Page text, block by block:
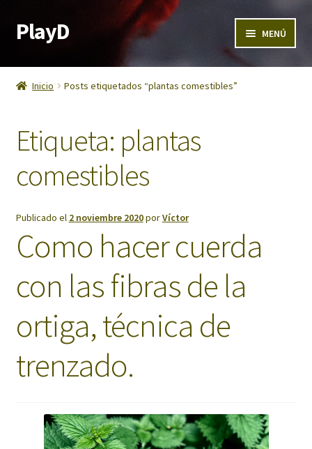
PlayD MENÚ
Calendario PlayD 2026
Experiencia Regalo de Supervivencia
Grupos y empresas
Contacto PlayD
PlayD Camp 2026 – Plaza de acampada en Territorio PlayD
Inicio Posts etiquetados “plantas comestibles”
Etiqueta: plantas
comestibles
Publicado el 2 noviembre 2020porVíctor
Como hacer cuerda
con las fibras de la
ortiga, técnica de
trenzado.